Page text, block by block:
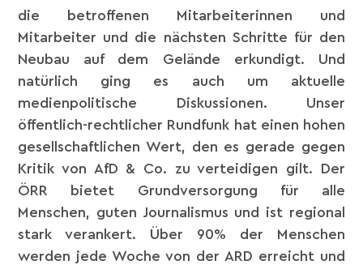
die betroffenen Mitarbeiterinnen und
Mitarbeiter und die nächsten Schritte für den
Neubau auf dem Gelände erkundigt. Und
natürlich ging es auch um aktuelle
medienpolitische Diskussionen. Unser
öffentlich-rechtlicher Rundfunk hat einen hohen
gesellschaftlichen Wert, den es gerade gegen
Kritik von AfD & Co. zu verteidigen gilt. Der
ÖRR bietet Grundversorgung für alle
Menschen, guten Journalismus und ist regional
stark verankert. Über 90% der Menschen
werden jede Woche von der ARD erreicht und